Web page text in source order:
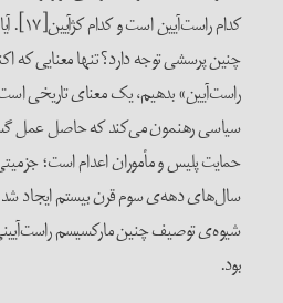
کدام راست‌آیین است
چنین پرسشی توجه دارد؟ تنها معنایی که اکنون
راست‌آیین» بدهیم، یک معنای تاریخی است،
سیاسی رهنمون می‌کند که حاصل عمل
حمایت پلیس و مأموران اعدام است؛ جزمیتی که
شیوه‌ی توصیف چنین مارکسیسم راست‌آیینی،